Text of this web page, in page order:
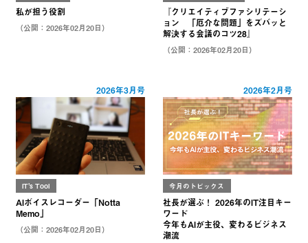
私が担う役割
（公開：2026年02月20日）
『クリエイティブファシリテーシ
ョン 「厄介な問題」をズバッと
解決する会議のコツ28』
（公開：2026年02月20日）
2026年3月号
IT's Tool
AIボイスレコーダー「Notta
Memo」
（公開：2026年02月20日）
2026年2月号
今月のトピックス
社長が選ぶ！ 2026年のIT注目キー
ワード
今年もAIが主役、変わるビジネス
潮流